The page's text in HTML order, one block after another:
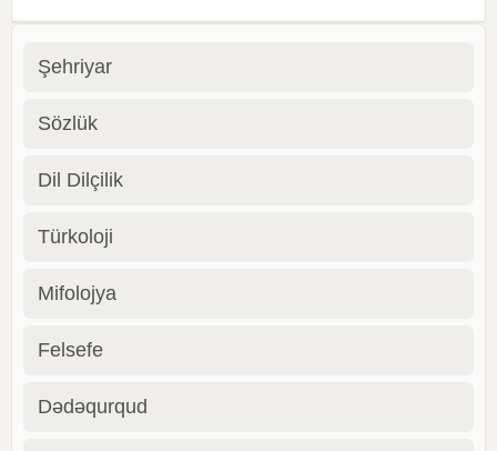
Şehriyar
Sözlük
Dil Dilçilik
Türkoloji
Mifolojya
Felsefe
Dədəqurqud